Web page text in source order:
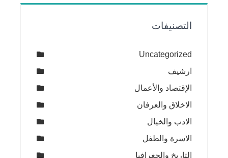
التصنيفات
Uncategorized
ارشيف
الإقتصاد والأعمال
الاخلاق والعرفان
الادب والخيال
الاسرة والطفل
التاريخ والجغرافيا